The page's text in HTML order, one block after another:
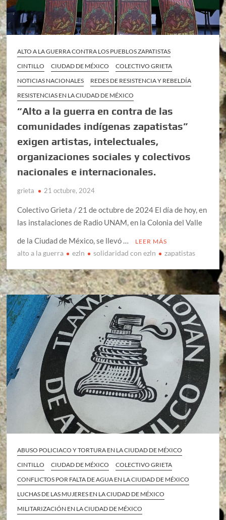
ALTO A LA GUERRA CONTRA LOS PUEBLOS ZAPATISTAS
CINTILLO
CIUDAD DE MÉXICO
COLECTIVO GRIETA
NOTICIAS NACIONALES
REDES DE RESISTENCIA Y REBELDÍA
RESISTENCIAS EN LA CIUDAD DE MÉXICO
“Alto a la guerra en contra de las
comunidades indígenas zapatistas”
exigen artistas, intelectuales,
organizaciones sociales y colectivos
nacionales e internacionales.
grieta 21 octubre, 2024
Colectivo Grieta / 21 de octubre de 2024 El día de hoy, en
las instalaciones de Radio UNAM, en la Colonia del Valle
de la Ciudad de México, se llevó …
LEER MÁS
alto a la guerra ezln solidaridad con ezln zapatistas
ABUSO POLICIACO Y TORTURA EN LA CIUDAD DE MÉXICO
CINTILLO
CIUDAD DE MÉXICO
COLECTIVO GRIETA
CONFLICTOS POR FALTA DE AGUA EN LA CIUDAD DE MÉXICO
LUCHAS DE LAS MUJERES EN LA CIUDAD DE MÉXICO
MILITARIZACIÓN EN LA CIUDAD DE MÉXICO